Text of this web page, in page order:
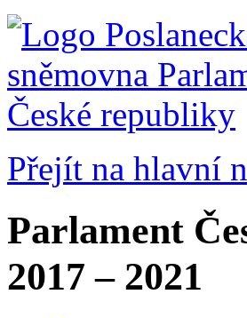
Přejít na hlavní
Parlament
2017 – 2021